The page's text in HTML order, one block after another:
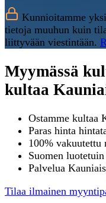
Kunnioitamme
tietoja muuhun kuin
liittyvään viestintään.
Myymässä
kultaa
Ostamme kultaa
Paras hinta
100% vakuutettu
Suomen
Palvelua
Tilaa ilmainen